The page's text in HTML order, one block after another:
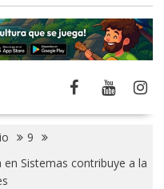
9
en Sistemas contribuye a la